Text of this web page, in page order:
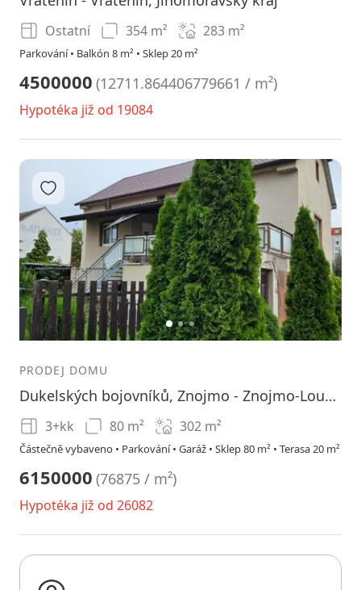
Ostatní 354 m² 283 m²
Parkování • Balkón 8 m² • Sklep 20 m²
4500000 (12711.864406779661 / m²)
Hypotéka již od 19084
12 3
Přidat do oblíbených
PRODEJ DOMU
Dukelských bojovníků, Znojmo - Znojmo-Louka, Jihomoravský kraj
3+kk 80 m² 302 m²
Částečně vybaveno • Parkování • Garáž • Sklep 80 m² • Terasa 20 m²
6150000 (76875 / m²)
Hypotéka již od 26082